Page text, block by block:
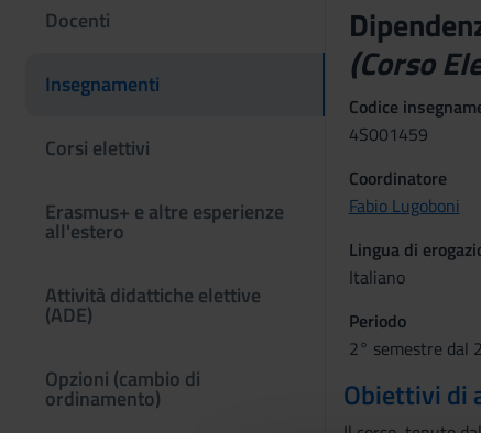
Docenti
Insegnamenti
Corsi elettivi
Erasmus+ e altre esperienze
all'estero
Attività didattiche elettive
(ADE)
Opzioni (cambio di
ordinamento)
(Corso
Codice
4S001459
Coordinatore
Fabio Lugoboni
Lingua di
Italiano
Periodo
2° semestre dal
Obiettivi di